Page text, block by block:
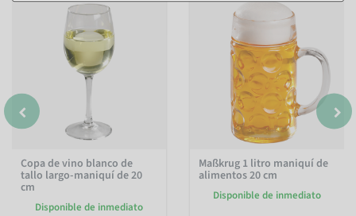
Copa de vino blanco de
tallo largo-maniquí de 20
cm
Disponible de inmediato
Maßkrug 1 litro maniquí de
alimentos 20 cm
Disponible de inmediato